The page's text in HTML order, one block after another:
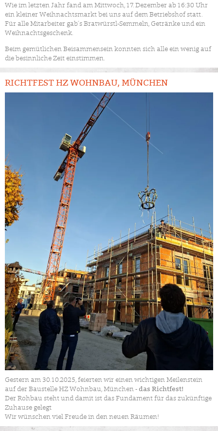
Wie im letzten Jahr fand am Mittwoch, 17. Dezember ab 16:30 Uhr
ein kleiner Weihnachtsmarkt bei uns auf dem Betriebshof statt.
Für alle Mitarbeiter gab´s Bratwürstl-Semmeln, Getränke und ein
Weihnachtsgeschenk.
Beim gemütlichen Beisammensein konnten sich alle ein wenig auf
die besinnliche Zeit einstimmen.
RICHTFEST HZ WOHNBAU, MÜNCHEN
Gestern am 30.10.2025, feierten wir einen wichtigen Meilenstein
auf der Baustelle HZ Wohnbau, München - das Richtfest!
Der Rohbau steht und damit ist das Fundament für das zukünftige
Zuhause gelegt
Wir wünschen viel Freude in den neuen Räumen!